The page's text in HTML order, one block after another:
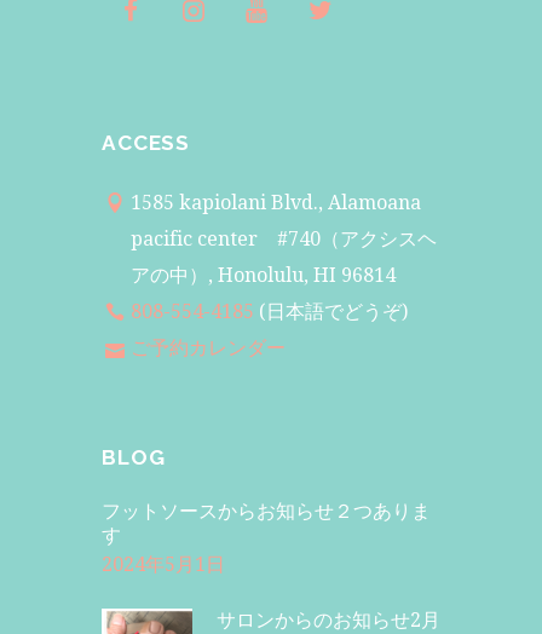
ACCESS
1585 kapiolani Blvd., Alamoana
pacific center #740（アクシスヘ
アの中）, Honolulu, HI 96814
808-554-4185 (日本語でどうぞ)
ご予約カレンダー
BLOG
フットソースからお知らせ２つありま
す
2024年5月1日
サロンからのお知らせ2月